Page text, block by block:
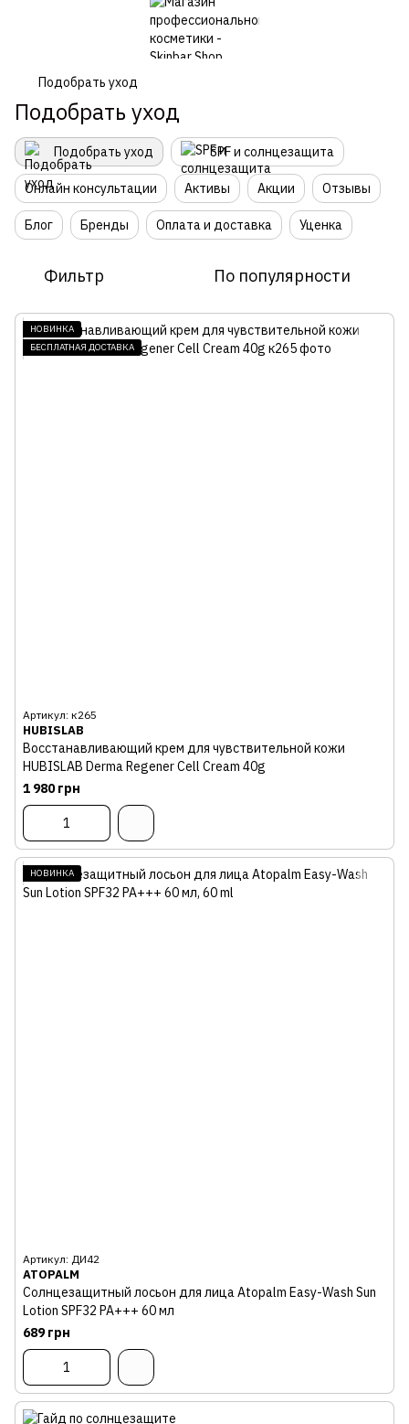
Подобрать уход
Подобрать уход
Подобрать уход SPF и солнцезащита
Онлайн консультации Активы Акции Отзывы
Блог Бренды Оплата и доставка Уценка
Фильтр По популярности
НОВИНКА
БЕСПЛАТНАЯ ДОСТАВКА
Артикул: к265
HUBISLAB
Восстанавливающий крем для чувствительной кожи
HUBISLAB Derma Regener Cell Cream 40g
1 980 грн
НОВИНКА
Артикул: ДИ42
ATOPALM
Солнцезащитный лосьон для лица Atopalm Easy-Wash Sun
Lotion SPF32 PA+++ 60 мл
689 грн